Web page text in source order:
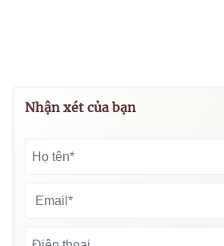
Nhận xét của bạn